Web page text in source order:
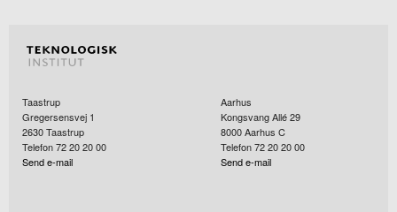
Taastrup
Gregersensvej 1
2630Taastrup
Telefon 72 20 20 00
Send e-mail
Aarhus
Kongsvang Allé 29
8000Aarhus C
Telefon 72 20 20 00
Send e-mail